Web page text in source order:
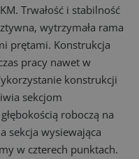
Trwałość i stabilność
wytrzymała rama
prętami. Konstrukcja
pracy nawet w
konstrukcji
sekcjom
roboczą na
sekcja wysiewająca
w czterech punktach.